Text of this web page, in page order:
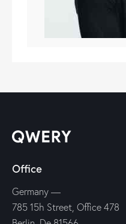
Office
Germany —
785 15h Street, Office 478